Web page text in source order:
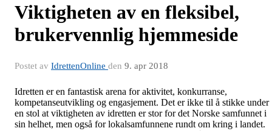
Viktigheten av en fleksibel,
brukervennlig hjemmeside
Postet av IdrettenOnline den 9. apr 2018
Idretten er en fantastisk arena for aktivitet, konkurranse,
kompetanseutvikling og engasjement. Det er ikke til å stikke under
en stol at viktigheten av idretten er stor for det Norske samfunnet i
sin helhet, men også for lokalsamfunnene rundt om kring i landet.